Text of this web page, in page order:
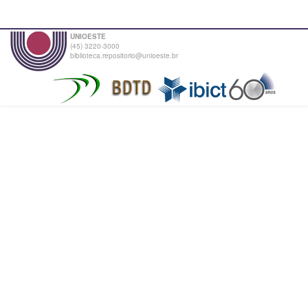
UNIOESTE
(45) 3220-3000
biblioteca.repositorio@unioeste.br